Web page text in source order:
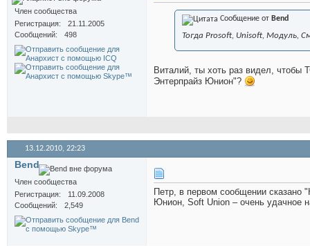
Член сообщества
Регистрация
21.11.2005
Сообщений
498
Сообщение от Bend
Тогда Prosoft, Unisoft, Модуль,
Виталий, ты хоть раз видел, чтобы
Энтерпрайз Юнион"?
13.12.2010, 22:23
Bend
Член сообщества
Регистрация
11.09.2008
Сообщений
2,549
Петр, в первом сообщении сказано
Юнион, Soft Union – очень удачное